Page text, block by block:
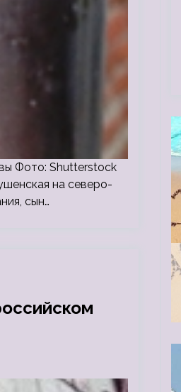
Фото: Shutterstock
на северо-
сын…